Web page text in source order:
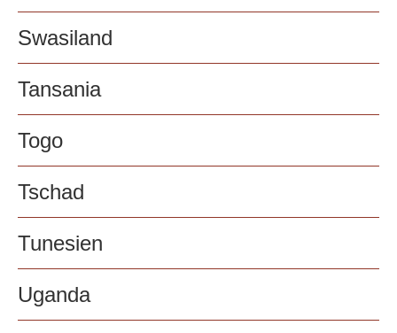
Swasiland
Tansania
Togo
Tschad
Tunesien
Uganda